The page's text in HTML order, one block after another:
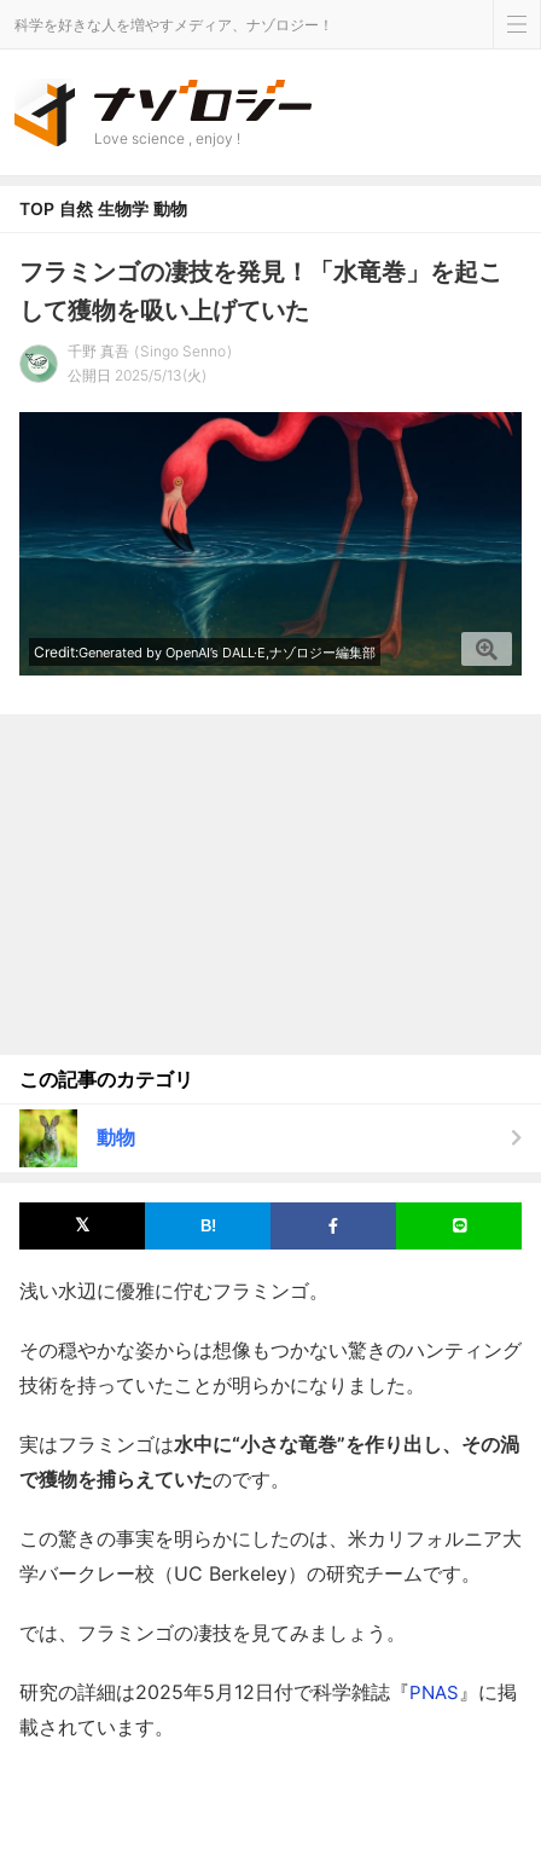
科学を好きな人を増やすメディア、ナゾロジー！
Love science , enjoy !
TOP 自然 生物学 動物
フラミンゴの凄技を発見！「水竜巻」を起こ
して獲物を吸い上げていた
千野 真吾
Singo Senno
公開日 2025/5/13(火)
Credit:Generated by OpenAI’s DALL·E,ナゾロジー編集部
この記事のカテゴリ
動物
浅い水辺に優雅に佇むフラミンゴ。
その穏やかな姿からは想像もつかない驚きのハンティング
技術を持っていたことが明らかになりました。
実はフラミンゴは水中に“小さな竜巻”を作り出し、その渦
で獲物を捕らえていたのです。
この驚きの事実を明らかにしたのは、米カリフォルニア大
学バークレー校（UC Berkeley）の研究チームです。
では、フラミンゴの凄技を見てみましょう。
研究の詳細は2025年5月12日付で科学雑誌『PNAS 』に掲
載されています。